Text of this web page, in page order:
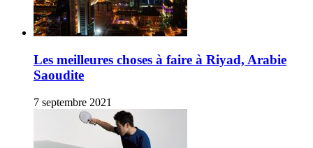
Les meilleures choses à faire à Riyad, Arabie
Saoudite
7 septembre 2021